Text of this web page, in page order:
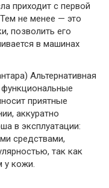
приходит с первой
не менее — это
позволить его
в машинах
Альтернативная
приятные
аккуратно
в эксплуатации:
средствами,
так как
у кожи.